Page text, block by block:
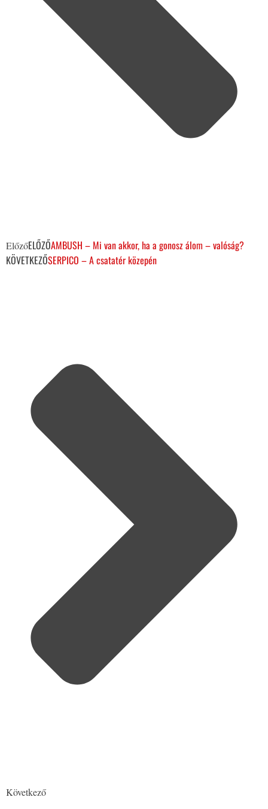
ElőzőELŐZŐAMBUSH – Mi van akkor, ha a gonosz álom – valóság?
KÖVETKEZŐSERPICO – A csatatér közepén
Következő